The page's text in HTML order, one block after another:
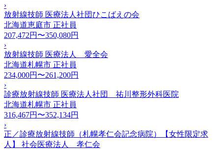
›
放射線技師 医療法人社団ひこばえの会
北海道恵庭市 正社員
207,472円〜350,080円
›
放射線技師 医療法人 愛全会
北海道札幌市 正社員
234,000円〜261,200円
›
診療放射線技師 医療法人社団 祐川整形外科医院
北海道札幌市 正社員
316,467円〜352,134円
›
正／診療放射線技師（札幌孝仁会記念病院）【女性限定求
人】 社会医療法人 孝仁会